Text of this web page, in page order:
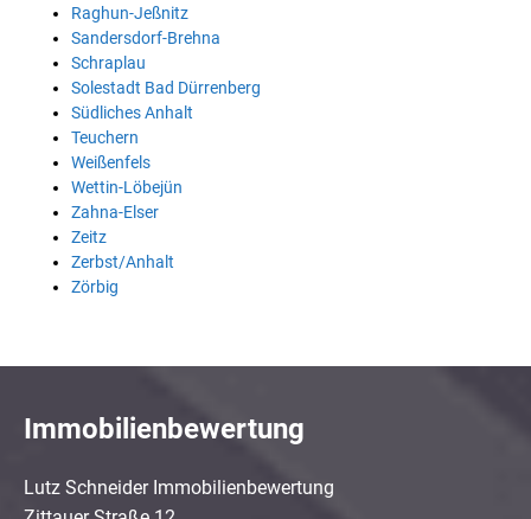
Raghun-Jeßnitz
Sandersdorf-Brehna
Schraplau
Solestadt Bad Dürrenberg
Südliches Anhalt
Teuchern
Weißenfels
Wettin-Löbejün
Zahna-Elser
Zeitz
Zerbst/Anhalt
Zörbig
Immobilienbewertung
Lutz Schneider Immobilienbewertung